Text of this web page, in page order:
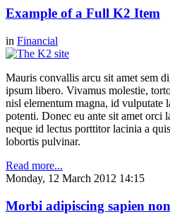
Example of a Full K2 Item
in Financial
Mauris convallis arcu sit amet sem
ipsum libero. Vivamus molestie,
nisl elementum magna, id vulputate
potenti. Donec eu ante sit amet orci
neque id lectus porttitor lacinia a
lobortis pulvinar.
Read more...
Monday, 12 March 2012 14:15
Morbi adipiscing sapien